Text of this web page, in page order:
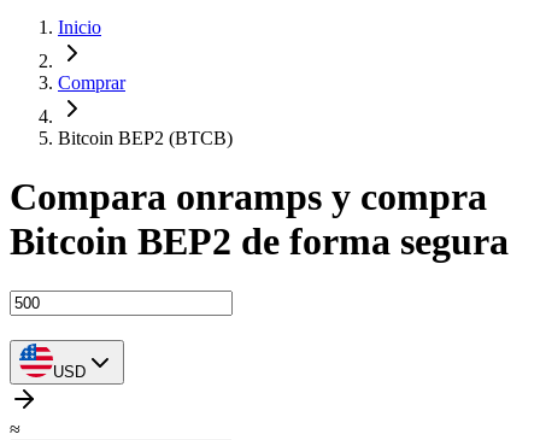
Inicio
Comprar
Bitcoin BEP2 (BTCB)
Compara onramps y compra
Bitcoin BEP2 de forma segura
USD
≈